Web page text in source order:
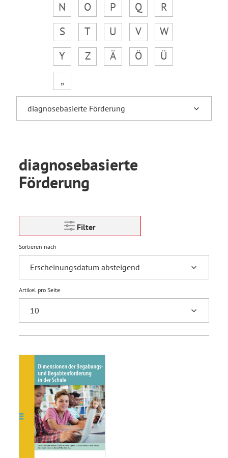
N
O P Q
R
S
T U V
W
Y
Z Ä Ö
Ü
„
diagnosebasierte
Förderung
Filter
Sortieren nach
Artikel pro Seite